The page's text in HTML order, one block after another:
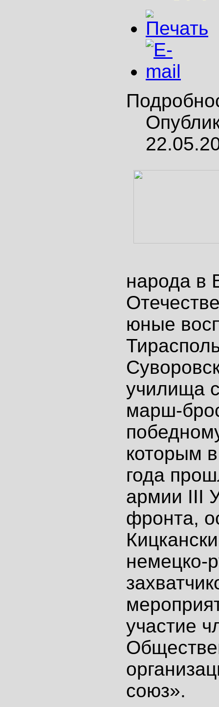
народа в
юные
училища
марш-
которым
года
армии III
фронта,
немецко-
участие
союз».